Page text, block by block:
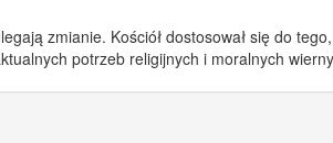
zmianie. Kościół dostosował się do
potrzeb religijnych i moralnych